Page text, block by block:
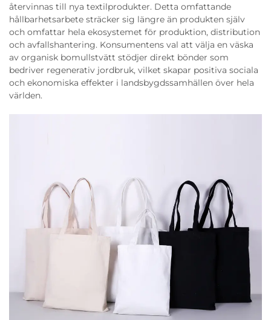
återvinnas till nya textilprodukter. Detta omfattande
hållbarhetsarbete sträcker sig längre än produkten själv
och omfattar hela ekosystemet för produktion, distribution
och avfallshantering. Konsumentens val att välja en väska
av organisk bomullstvätt stödjer direkt bönder som
bedriver regenerativ jordbruk, vilket skapar positiva sociala
och ekonomiska effekter i landsbygdssamhällen över hela
världen.